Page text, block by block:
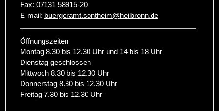
Fax: 07131 58915-20
E-mail: buergeramt.sontheim@heilbronn.de
Öffnungszeiten
Montag 8.30 bis 12.30 Uhr und 14 bis 18 Uhr
Dienstag geschlossen
Mittwoch 8.30 bis 12.30 Uhr
Donnerstag 8.30 bis 12.30 Uhr
Freitag 7.30 bis 12.30 Uhr